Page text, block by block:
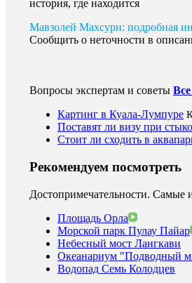
история, где находится
Мавзолей Махсури: подробная
Сообщить о неточности в
Вопросы экспертам и советы
Картинг в Куала-Лумпуре
Поставят ли визу при
Стоит ли сходить в
Рекомендуем посмотреть
Достопримечательности. Самые
Площадь Орла
Морской парк Пулау Пайар
Небесный мост Лангкави
Океанариум "Подводный
Водопад Семь Колодцев